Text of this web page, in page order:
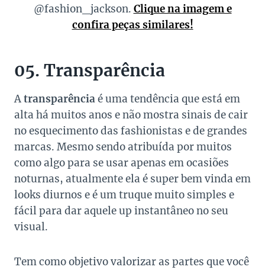
@fashion_jackson. Clique na imagem e
confira peças similares!
05. Transparência
Atransparênciaé uma tendência que está em
alta há muitos anos e não mostra sinais de cair
no esquecimento das fashionistas e de grandes
marcas. Mesmo sendo atribuída por muitos
como algo para se usar apenas em ocasiões
noturnas, atualmente ela é super bem vinda em
looks diurnos e é um truque muito simples e
fácil para dar aquele up instantâneo no seu
visual.
Tem como objetivo valorizar as partes que você